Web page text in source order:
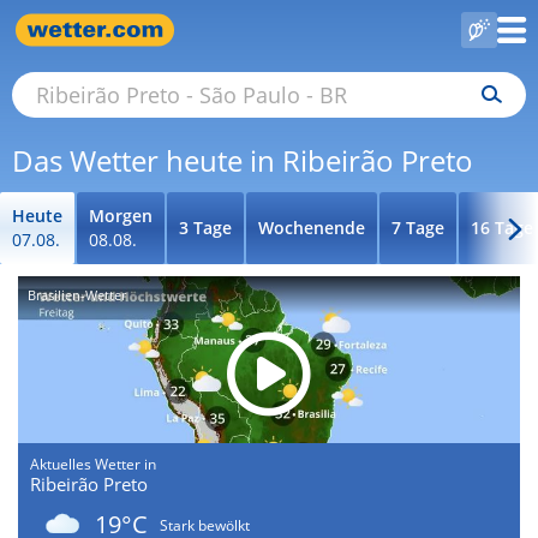
Das Wetter heute in Ribeirão Preto
Heute
07.08.
Morgen
08.08.
3 Tage Wochenende 7 Tage 16 Tage
Brasilien-Wetter
Aktuelles Wetter in
Ribeirão Preto
19°C
Stark bewölkt